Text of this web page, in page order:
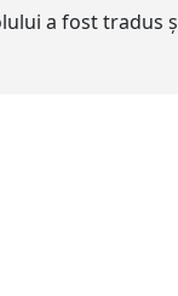
a fost tradus